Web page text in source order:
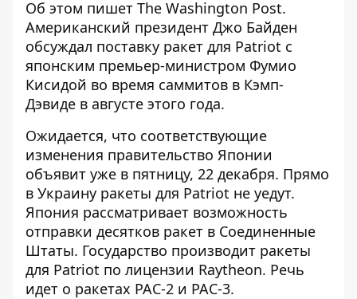
Об этом пишет The Washington Post.
Американский президент Джо Байден
обсуждал поставку ракет для Patriot с
японским премьер-министром Фумио
Кисидой во время саммитов в Кэмп-
Дэвиде в августе этого года.
Ожидается, что соответствующие
изменения правительство Японии
объявит уже в пятницу, 22 декабря. Прямо
в Украину ракеты для Patriot не уедут.
Япония рассматривает возможность
отправки десятков ракет в Соединенные
Штаты. Государство производит ракеты
для Patriot по лицензии Raytheon. Речь
идет о ракетах PAC-2 и PAC-3.